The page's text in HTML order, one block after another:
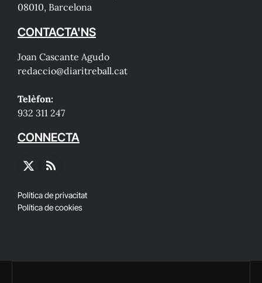
08010, Barcelona
CONTACTA'NS
Joan Cascante Agudo
redaccio@diaritreball.cat
Telèfon:
932 311 247
CONNECTA
X
RSS
Política de privacitat
Política de cookies